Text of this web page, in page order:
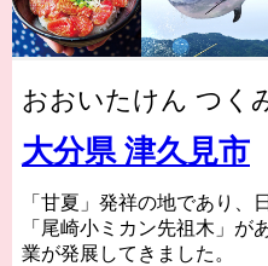
おおいたけん つく
大分県 津久見市
「甘夏」発祥の地であり、
「尾崎小ミカン先祖木」が
業が発展してきました。